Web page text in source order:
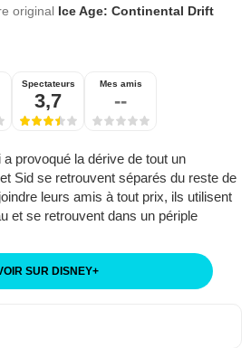
original Ice Age: Continental Drift
Spectateurs
3,7
Mes amis
--
provoqué la dérive de tout un
Sid se retrouvent séparés du reste de
leurs amis à tout prix, ils utilisent
et se retrouvent dans un périple
SUR DISNEY+